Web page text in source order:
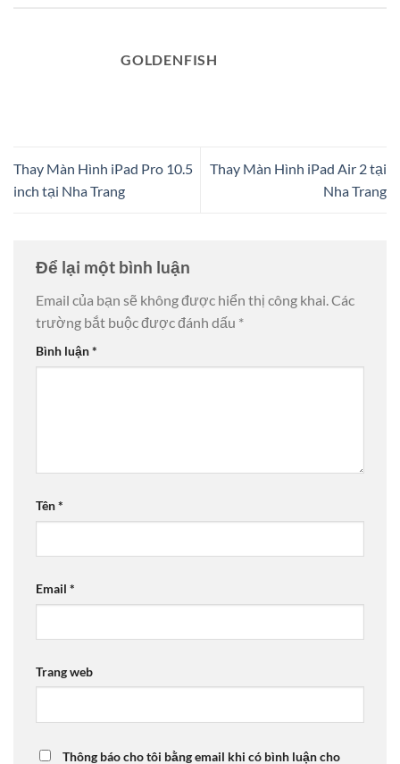
GOLDENFISH
Thay Màn Hình iPad Pro 10.5
inch tại Nha Trang
Thay Màn Hình iPad Air 2 tại
Nha Trang
Để lại một bình luận
Email của bạn sẽ không được hiển thị công khai.Các
trường bắt buộc được đánh dấu *
Bình luận*
Tên*
Email *
Trang web
Thông báo cho tôi bằng email khi có bình luận cho